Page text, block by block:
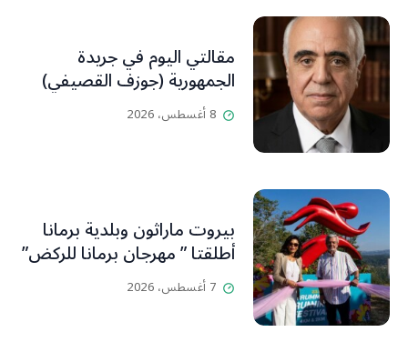
مقالتي اليوم في جريدة
الجمهورية (جوزف القصيفي)
8 أغسطس، 2026
بيروت ماراثون وبلدية برمانا
أطلقتا ” مهرجان برمانا للركض”
7 أغسطس، 2026